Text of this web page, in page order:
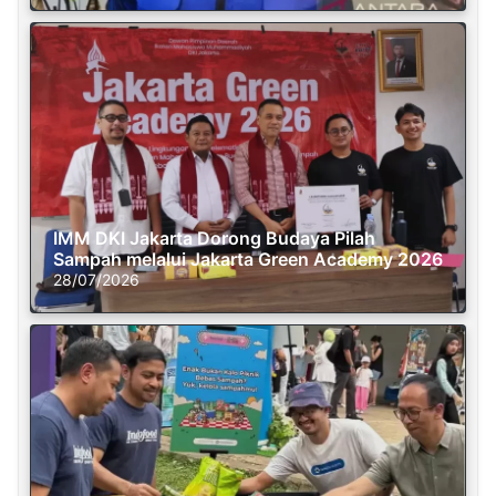
IMM DKI Jakarta Dorong Budaya Pilah
Sampah melalui Jakarta Green Academy 2026
28/07/2026